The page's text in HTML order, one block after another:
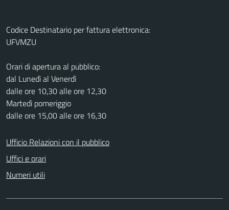
Codice Destinatario per fattura elettronica:
UFVMZU
Orari di apertura al pubblico:
dal Lunedì al Venerdì
dalle ore 10,30 alle ore 12,30
Martedì pomeriggio
dalle ore 15,00 alle ore 16,30
Ufficio Relazioni con il pubblico
Uffici e orari
Numeri utili